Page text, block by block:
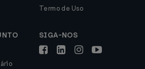
Termo de Uso
SIGA-NOS